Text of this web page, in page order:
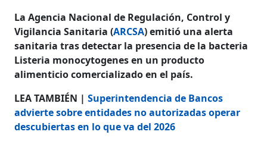
La Agencia Nacional de Regulación, Control y
Vigilancia Sanitaria (ARCSA) emitió una alerta
sanitaria tras detectar la presencia de la bacteria
Listeria monocytogenes en un producto
alimenticio comercializado en el país.
LEA TAMBIÉN |Superintendencia de Bancos
advierte sobre entidades no autorizadas operar
descubiertas en lo que va del 2026